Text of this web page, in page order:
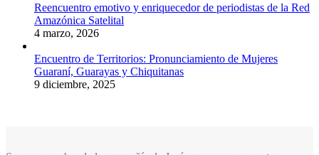
Reencuentro emotivo y enriquecedor de periodistas de la Red
Amazónica Satelital
4 marzo, 2026
Encuentro de Territorios: Pronunciamiento de Mujeres
Guaraní, Guarayas y Chiquitanas
9 diciembre, 2025